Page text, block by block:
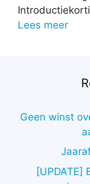
Lees meer
Geen winst
[UPDATE]